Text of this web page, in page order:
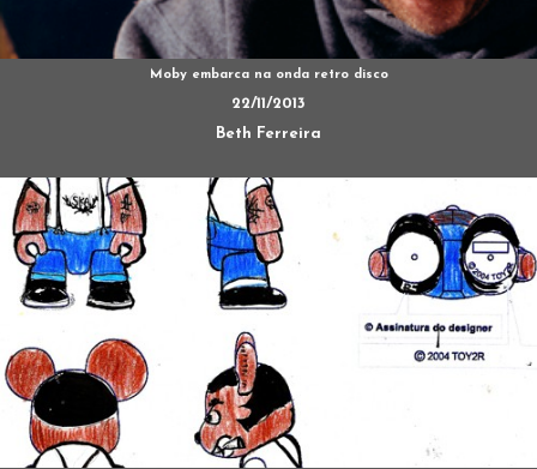
Moby embarca na onda retro disco
22/11/2013
Beth Ferreira